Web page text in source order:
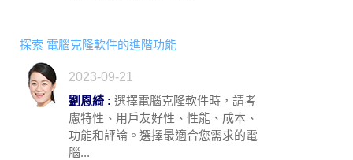
探索 電腦克隆軟件的進階功能
2023-09-21
劉恩綺 : 選擇電腦克隆軟件時，請考
慮特性、用戶友好性、性能、成本、
功能和評論。選擇最適合您需求的電
腦...